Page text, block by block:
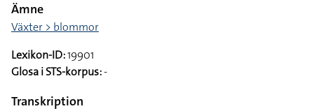
Ämne
Växter > blommor
Lexikon-ID:19901
Glosa i STS-korpus:-
Transkription